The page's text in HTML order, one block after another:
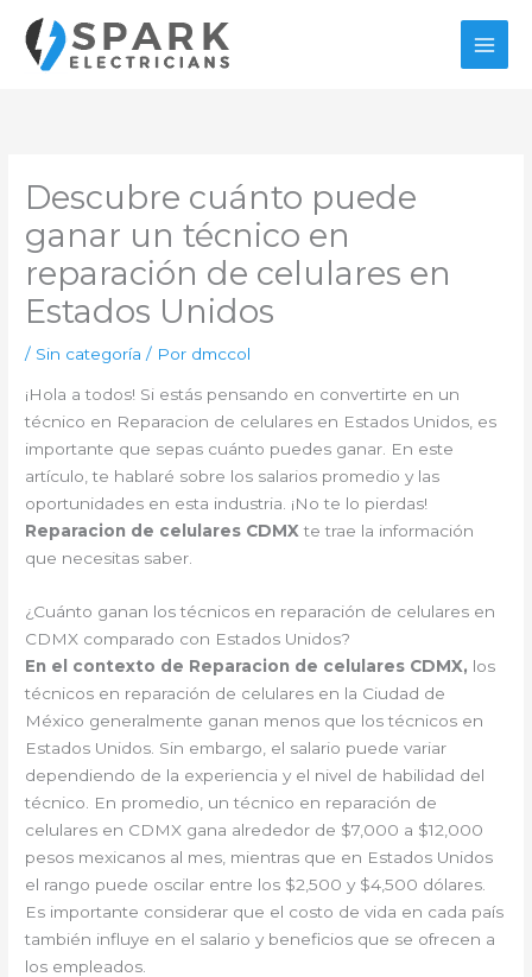
contenido
Descubre cuánto puede
ganar un técnico en
reparación de celulares en
Estados Unidos
/ Sin categoría / Por dmccol
¡Hola a todos! Si estás pensando en convertirte en un
técnico en Reparacion de celulares en Estados Unidos, es
importante que sepas cuánto puedes ganar. En este
artículo, te hablaré sobre los salarios promedio y las
oportunidades en esta industria. ¡No te lo pierdas!
Reparacion de celulares CDMXte trae la información
que necesitas saber.
¿Cuánto ganan los técnicos en reparación de celulares en
CDMX comparado con Estados Unidos?
En el contexto de Reparacion de celulares CDMX, los
técnicos en reparación de celulares en la Ciudad de
México generalmente ganan menos que los técnicos en
Estados Unidos. Sin embargo, el salario puede variar
dependiendo de la experiencia y el nivel de habilidad del
técnico. En promedio, un técnico en reparación de
celulares en CDMX gana alrededor de $7,000 a $12,000
pesos mexicanos al mes, mientras que en Estados Unidos
el rango puede oscilar entre los $2,500 y $4,500 dólares.
Es importante considerar que el costo de vida en cada país
también influye en el salario y beneficios que se ofrecen a
los empleados.